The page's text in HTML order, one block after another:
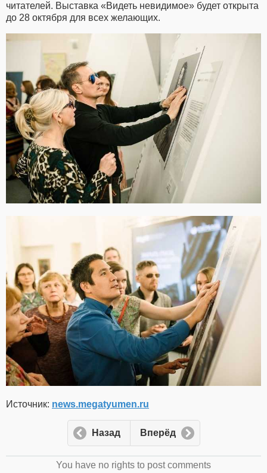
читателей. Выставка «Видеть невидимое» будет открыта
до 28 октября для всех желающих.
Источник: news.megatyumen.ru
Назад Вперёд
You have no rights to post comments